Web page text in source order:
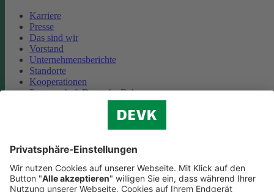
Karriere
Presse
Das sind wir
Vorstand
Unternehmensberichte
Standorte
Kooperationen
Partnerschaft Deutsche Bahn